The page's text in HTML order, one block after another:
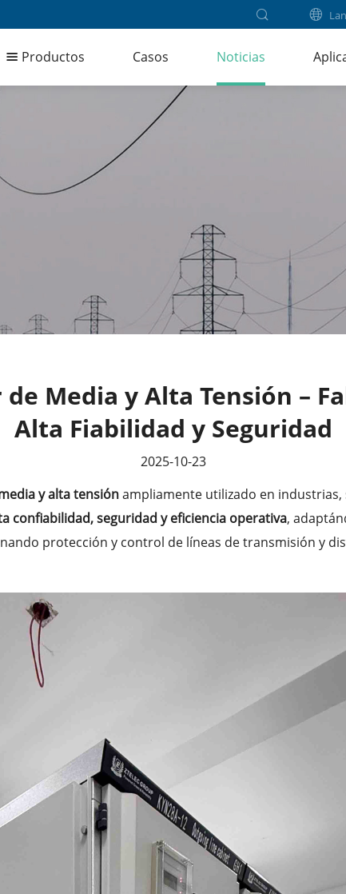
Productos Casos Noticias
Media y Alta Tensión –
Alta Fiabilidad y Seguridad
2025-10-23
y alta tensiónampliamente utilizado en
confiabilidad, seguridad y eficiencia operativa,
protección y control de líneas de transmisión y